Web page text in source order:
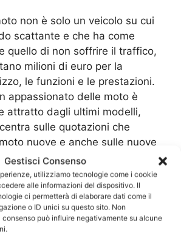
Gestisci Consenso
utilizziamo tecnologie come i cookie
alle informazioni del dispositivo. Il
ci permetterà di elaborare dati come il
o ID unici su questo sito. Non
può influire negativamente su alcune
non è solo un veicolo su cui
scattante e che ha come
quello di non soffrire il traffico,
milioni di euro per la
le funzioni e le prestazioni.
appassionato delle moto è
attratto dagli ultimi modelli,
sulle quotazioni che
nuove e anche sulle nuove
stanno diventando sempre più
per la cura dell’ambiente.
abbiamo osservato un
settore che utilizza anche
basso consumo e che
percorrenza con un solo